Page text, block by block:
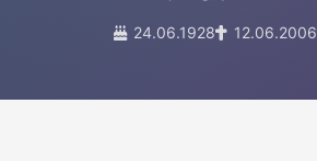
24.06.1928 12.06.2006